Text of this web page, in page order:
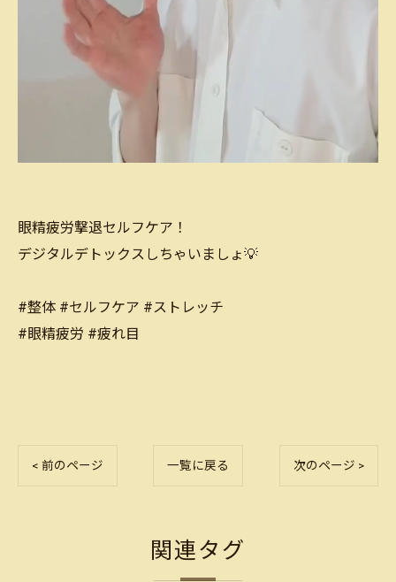
眼精疲労撃退セルフケア！
デジタルデトックスしちゃいましょ💡
#整体 #セルフケア #ストレッチ
#眼精疲労 #疲れ目
< 前のページ 一覧に戻る 次のページ >
関連タグ